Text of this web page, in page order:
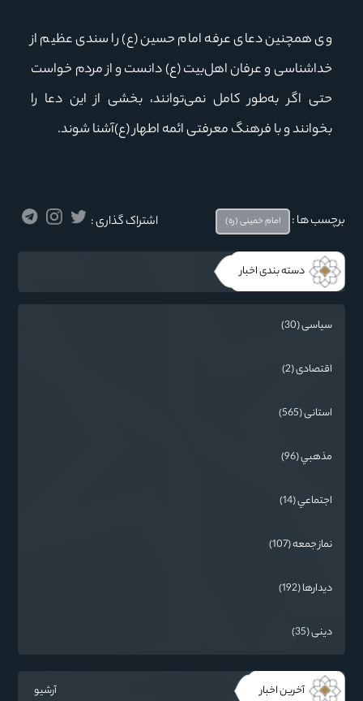
وی همچنین دعای عرفه امام حسین (ع) را سندی عظیم از
خداشناسی و عرفان اهل‌بیت (ع) دانست و از مردم خواست
حتی اگر به‌طور کامل نمی‌توانند، بخشی از این دعا را
بخوانند و با فرهنگ معرفتی ائمه اطهار (ع)آشنا شوند.‌
برچسب ها : امام خمینی (ره) اشتراک گذاری :
دسته بندی اخبار
سیاسی (30)
اقتصادی (2)
استانی (565)
مذهبي (96)
اجتماعي (14)
نماز جمعه (107)
دیدارها (192)
دینی (35)
آخرین اخبار آرشیو